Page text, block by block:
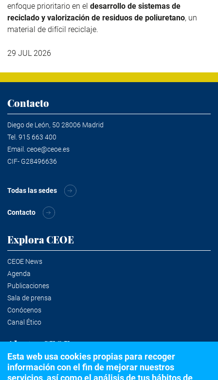
enfoque prioritario en el desarrollo de sistemas de
reciclado y valorización de residuos de poliuretano, un
material de difícil reciclaje.
29 JUL 2026
Contacto
Diego de León, 50 28006 Madrid
Tel. 915 663 400
Email. ceoe@ceoe.es
CIF- G28496636
Todas las sedes
Contacto
Explora CEOE
CEOE News
Agenda
Publicaciones
Sala de prensa
Conócenos
Canal Ético
Alertas CEOE
Suscríbete a la newsletter
Esta web usa cookies propias para recoger
información con el fin de mejorar nuestros
servicios, así como el análisis de tus hábitos de